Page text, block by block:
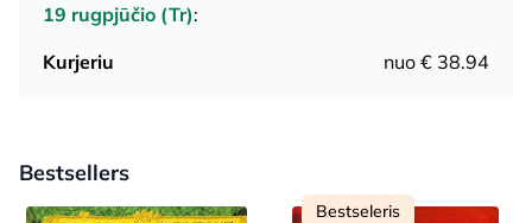
19 rugpjūčio (Tr):
Kurjeriu
nuo € 38.94
Bestsellers
Bestseleris